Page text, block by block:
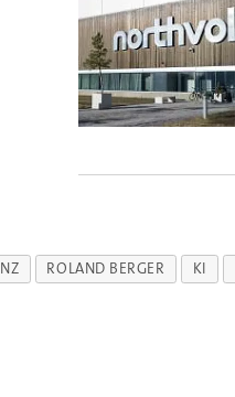
ROLAND BERGER KI